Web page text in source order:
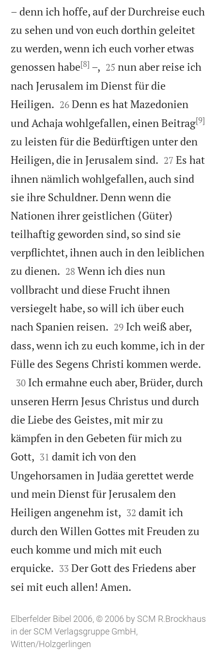
– denn ich hoffe, auf der Durchreise euch
zu sehen und von euch dorthin geleitet
zu werden, wenn ich euch vorher etwas
genossen habe[8] –, 

25 nun aber reise ich
nach Jerusalem im Dienst für die
Heiligen. 

26 Denn es hat Mazedonien
und Achaja wohlgefallen, einen Beitrag[9]
zu leisten für die Bedürftigen unter den
Heiligen, die in Jerusalem sind. 

27 Es hat
ihnen nämlich wohlgefallen, auch sind
sie ihre Schuldner. Denn wenn die
Nationen ihrer geistlichen ⟨Güter⟩
teilhaftig geworden sind, so sind sie
verpflichtet, ihnen auch in den leiblichen
zu dienen. 

28 Wenn ich dies nun
vollbracht und diese Frucht ihnen
versiegelt habe, so will ich über euch
nach Spanien reisen. 

29 Ich weiß aber,
dass, wenn ich zu euch komme, ich in der
Fülle des Segens Christi kommen werde.

30 Ich ermahne euch aber, Brüder, durch
unseren Herrn Jesus Christus und durch
die Liebe des Geistes, mit mir zu
kämpfen in den Gebeten für mich zu
Gott, 

31 damit ich von den
Ungehorsamen in Judäa gerettet werde
und mein Dienst für Jerusalem den
Heiligen angenehm ist, 

32 damit ich
durch den Willen Gottes mit Freuden zu
euch komme und mich mit euch
erquicke. 

33 Der Gott des Friedens aber
sei mit euch allen! Amen.
Elberfelder Bibel 2006, © 2006 by SCM R.Brockhaus
in der SCM Verlagsgruppe GmbH,
Witten/Holzgerlingen